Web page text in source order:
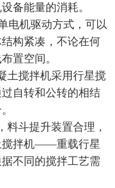
备能量的消耗。
电机驱动方式，可以
构紧凑，不论在何
置空间。
土搅拌机采用行星搅
自转和公转的相结
。
料斗提升装置合理，
搅拌机——重载行星
不同的搅拌工艺需